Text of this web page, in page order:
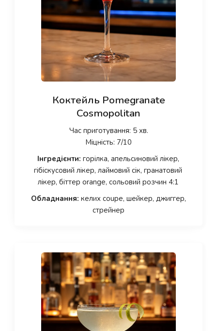
Коктейль Pomegranate
Cosmopolitan
Час приготування: 5 хв.
Міцність: 7/10
Інгредієнти: горілка, апельсиновий лікер,
гібіскусовий лікер, лаймовий сік, гранатовий
лікер, біттер orange, сольовий розчин 4:1
Обладнання: келих coupe, шейкер, джиггер,
стрейнер